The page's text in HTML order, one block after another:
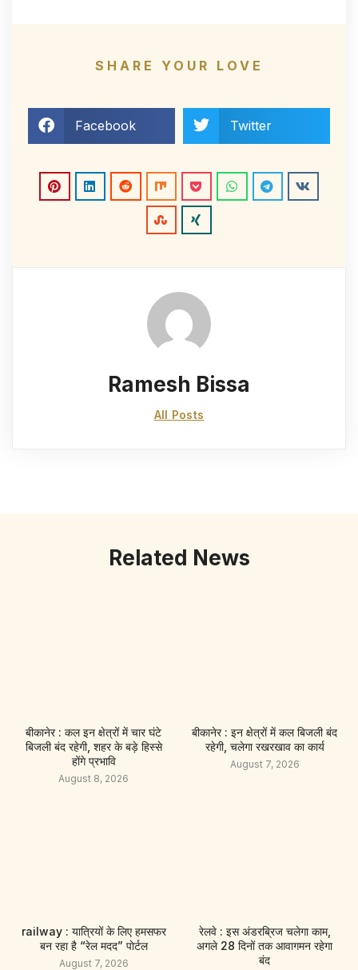
SHARE YOUR LOVE
Facebook Twitter
Ramesh Bissa
All Posts
Related News
बीकानेर : कल इन क्षेत्रों में चार घंटे
बिजली बंद रहेगी, शहर के बड़े हिस्से
होंगे प्रभावि
August 8, 2026
बीकानेर : इन क्षेत्रों में कल बिजली बंद
रहेगी, चलेगा रखरखाव का कार्य
August 7, 2026
railway : यात्रियों के लिए हमसफर
बन रहा है “रेल मदद” पाेर्टल
August 7, 2026
रेलवे : इस अंडरब्रिज चलेगा काम,
अगले 28 दिनों तक आवागमन रहेगा
बंद